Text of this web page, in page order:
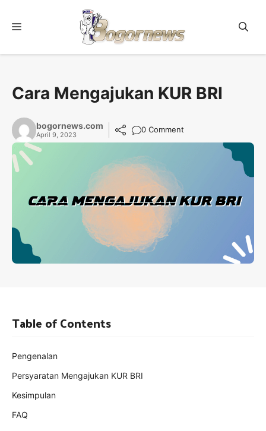
Menu
Cara Mengajukan KUR BRI
bogornews.com
April 9, 2023
0 Comment
Table of Contents
Pengenalan
Persyaratan Mengajukan KUR BRI
Kesimpulan
FAQ